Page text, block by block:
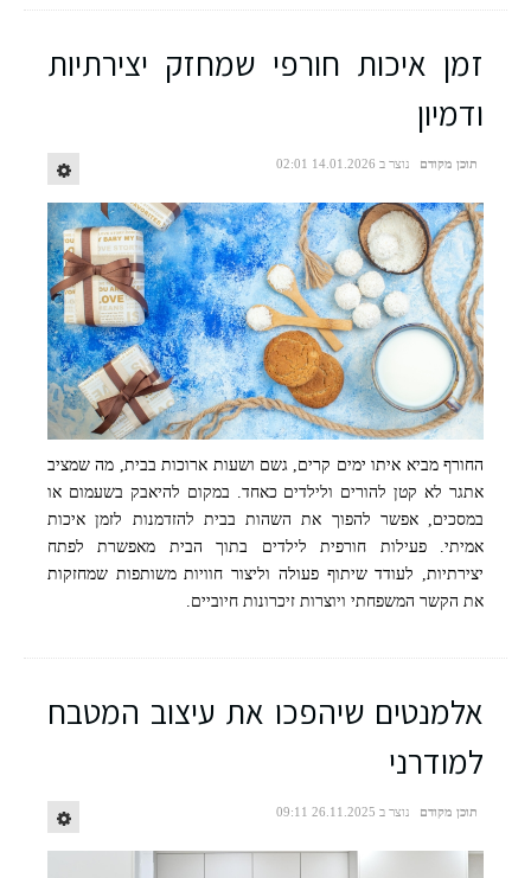
זמן איכות חורפי שמחזק יצירתיות
ודמיון
תוכן מקודם נוצר ב 14.01.2026 02:01
קרדיט לתמונה FREEPIK
החורף מביא איתו ימים קרים, גשם ושעות ארוכות בבית, מה שמציב
אתגר לא קטן להורים ולילדים כאחד. במקום להיאבק בשעמום או
במסכים, אפשר להפוך את השהות בבית להזדמנות לזמן איכות
אמיתי. פעילות חורפית לילדים בתוך הבית מאפשרת לפתח
יצירתיות, לעודד שיתוף פעולה וליצור חוויות משותפות שמחזקות
את הקשר המשפחתי ויוצרות זיכרונות חיוביים.
אלמנטים שיהפכו את עיצוב המטבח
למודרני
תוכן מקודם נוצר ב 26.11.2025 09:11